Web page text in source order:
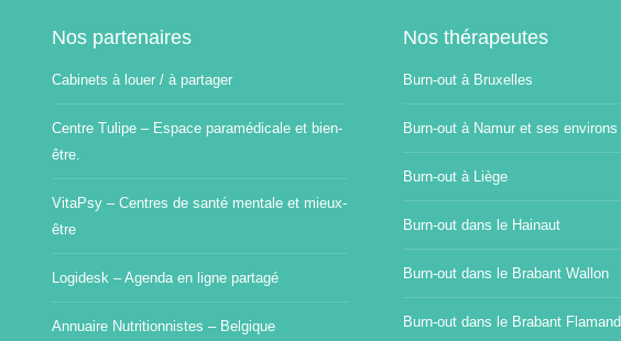
Nos partenaires
Cabinets à louer / à partager
Centre Tulipe – Espace paramédicale et bien-
être.
VitaPsy – Centres de santé mentale et mieux-
être
Logidesk – Agenda en ligne partagé
Annuaire Nutritionnistes – Belgique
Nos thérapeutes
Burn-out à Bruxelles
Burn-out à Namur et ses environs
Burn-out à Liège
Burn-out dans le Hainaut
Burn-out dans le Brabant Wallon
Burn-out dans le Brabant Flamand